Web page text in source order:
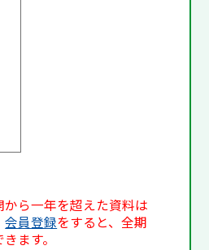
ら一年を超えた資料は
会員登録をすると、全期
ます。